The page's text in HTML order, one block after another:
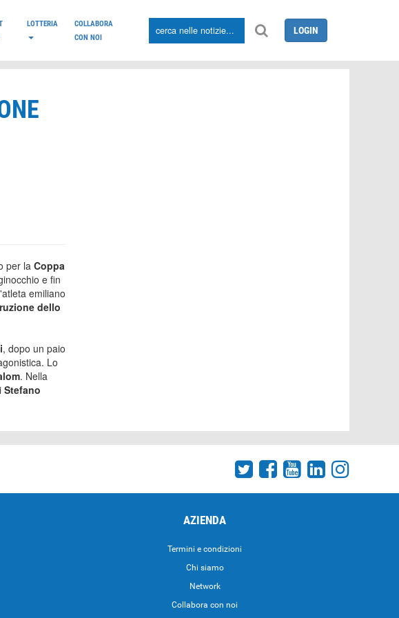
LOTTERIA
COLLABORA
CON NOI
LOGIN
per la Coppa
e fin
emiliano
dello
, dopo un paio
Lo
. Nella
Stefano
AZIENDA
Termini e condizioni
Chi siamo
Network
Collabora con noi